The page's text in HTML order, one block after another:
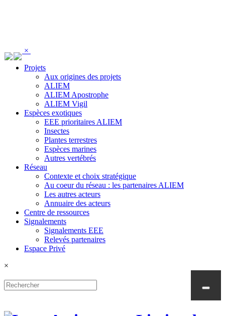
×
Projets
Aux origines des projets
ALIEM
ALIEM Apostrophe
ALIEM Vigil
Espèces exotiques
EEE prioritaires ALIEM
Insectes
Plantes terrestres
Espèces marines
Autres vertébrés
Réseau
Contexte et choix stratégique
Au coeur du réseau : les partenaires ALIEM
Les autres acteurs
Annuaire des acteurs
Centre de ressources
Signalements
Signalements EEE
Relevés partenaires
Espace Privé
×